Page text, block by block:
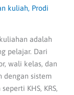
kuliah, Prodi
adalah
pelajar. Dari
wali kelas, dan
dengan sistem
KHS, KRS,